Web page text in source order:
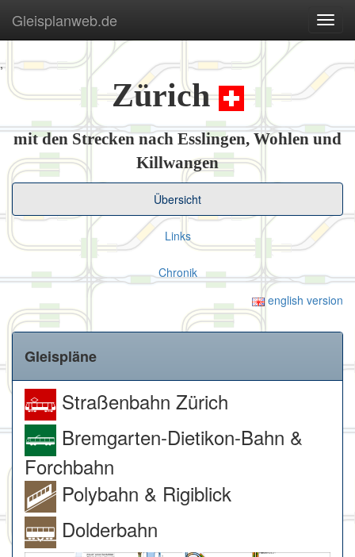
,
ein-/
Gleisplanweb.de
Zürich
mit den Strecken nach Esslingen, Wohlen und
Killwangen
Übersicht
Links
Chronik
english version
Gleispläne
Straßenbahn Zürich
Bremgarten-Dietikon-Bahn &
Forchbahn
Polybahn & Rigiblick
Dolderbahn